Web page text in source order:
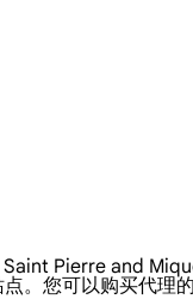
Pierre and
。您可以购买代理的